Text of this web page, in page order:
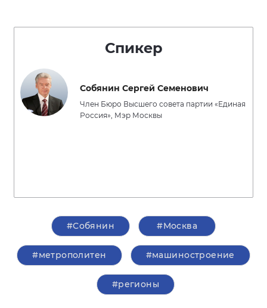
Спикер
Собянин Сергей Семенович
Член Бюро Высшего совета партии «Единая
Россия», Мэр Москвы
#Собянин #Москва
#метрополитен #машиностроение
#регионы